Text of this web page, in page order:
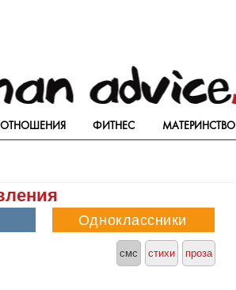
ФИТНЕС МАТЕРИНСТВО
смс стихи проза